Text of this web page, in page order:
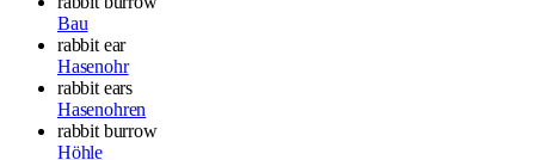
Bau
rabbit ear
Hasenohr
rabbit ears
Hasenohren
rabbit burrow
Höhle